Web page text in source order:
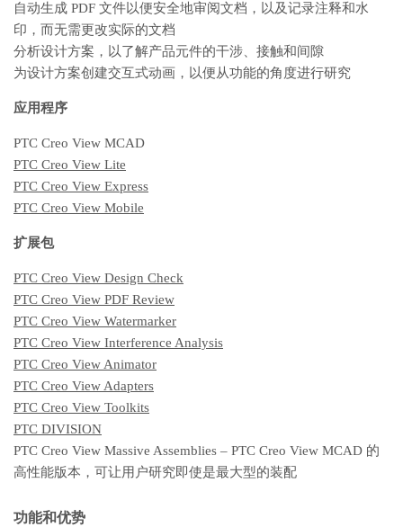
自动生成 PDF 文件以便安全地审阅文档，以及记录注释和水
印，而无需更改实际的文档
分析设计方案，以了解产品元件的干涉、接触和间隙
为设计方案创建交互式动画，以便从功能的角度进行研究
应用程序
PTC Creo View MCAD
PTC Creo View Lite
PTC Creo View Express
PTC Creo View Mobile
扩展包
PTC Creo View Design Check
PTC Creo View PDF Review
PTC Creo View Watermarker
PTC Creo View Interference Analysis
PTC Creo View Animator
PTC Creo View Adapters
PTC Creo View Toolkits
PTC DIVISION
PTC Creo View Massive Assemblies – PTC Creo View MCAD 的
高性能版本，可让用户研究即使是最大型的装配
功能和优势